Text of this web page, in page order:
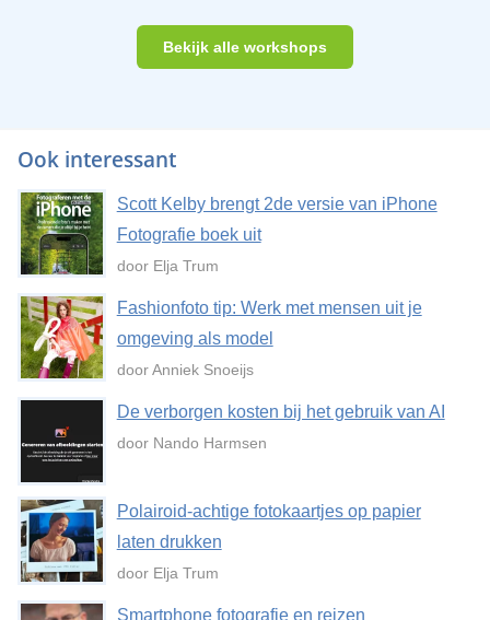
Bekijk alle workshops
Ook interessant
Scott Kelby brengt 2de versie van iPhone
Fotografie boek uit
door Elja Trum
Fashionfoto tip: Werk met mensen uit je
omgeving als model
door Anniek Snoeijs
De verborgen kosten bij het gebruik van AI
door Nando Harmsen
Polairoid-achtige fotokaartjes op papier
laten drukken
door Elja Trum
Smartphone fotografie en reizen